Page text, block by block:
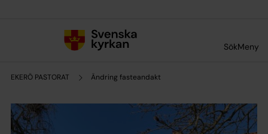
SökMeny
EKERÖ PASTORAT Ändring fasteandakt